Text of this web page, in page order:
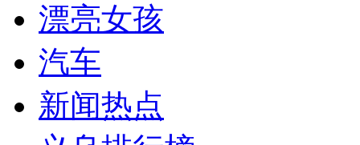
漂亮女孩
汽车
新闻热点